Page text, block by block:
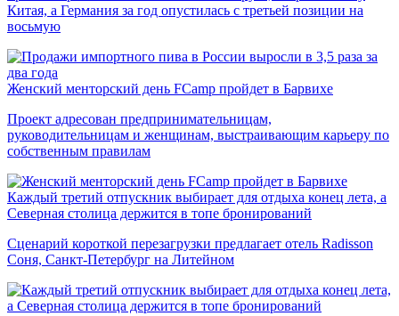
Китая, а Германия за год опустилась с третьей позиции на
восьмую
Женский менторский день FCamp пройдет в Барвихе
Проект адресован предпринимательницам,
руководительницам и женщинам, выстраивающим карьеру по
собственным правилам
Каждый третий отпускник выбирает для отдыха конец лета, а
Северная столица держится в топе бронирований
Сценарий короткой перезагрузки предлагает отель Radisson
Соня, Санкт-Петербург на Литейном